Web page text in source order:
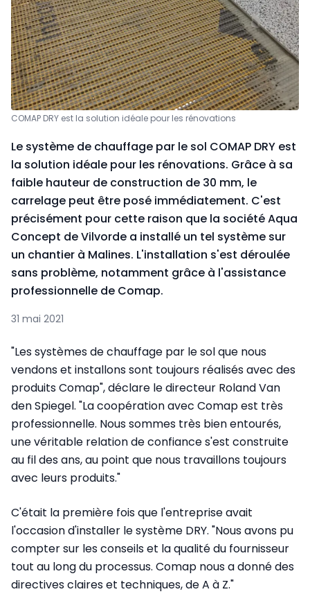
COMAP DRY est la solution idéale pour les rénovations
Le système de chauffage par le sol COMAP DRY est
la solution idéale pour les rénovations. Grâce à sa
faible hauteur de construction de 30 mm, le
carrelage peut être posé immédiatement. C'est
précisément pour cette raison que la société Aqua
Concept de Vilvorde a installé un tel système sur
un chantier à Malines. L'installation s'est déroulée
sans problème, notamment grâce à l'assistance
professionnelle de Comap.
31 mai 2021
"Les systèmes de chauffage par le sol que nous
vendons et installons sont toujours réalisés avec des
produits Comap", déclare le directeur Roland Van
den Spiegel. "La coopération avec Comap est très
professionnelle. Nous sommes très bien entourés,
une véritable relation de confiance s'est construite
au fil des ans, au point que nous travaillons toujours
avec leurs produits."
C'était la première fois que l'entreprise avait
l'occasion d'installer le système DRY. "Nous avons pu
compter sur les conseils et la qualité du fournisseur
tout au long du processus. Comap nous a donné des
directives claires et techniques, de A à Z."